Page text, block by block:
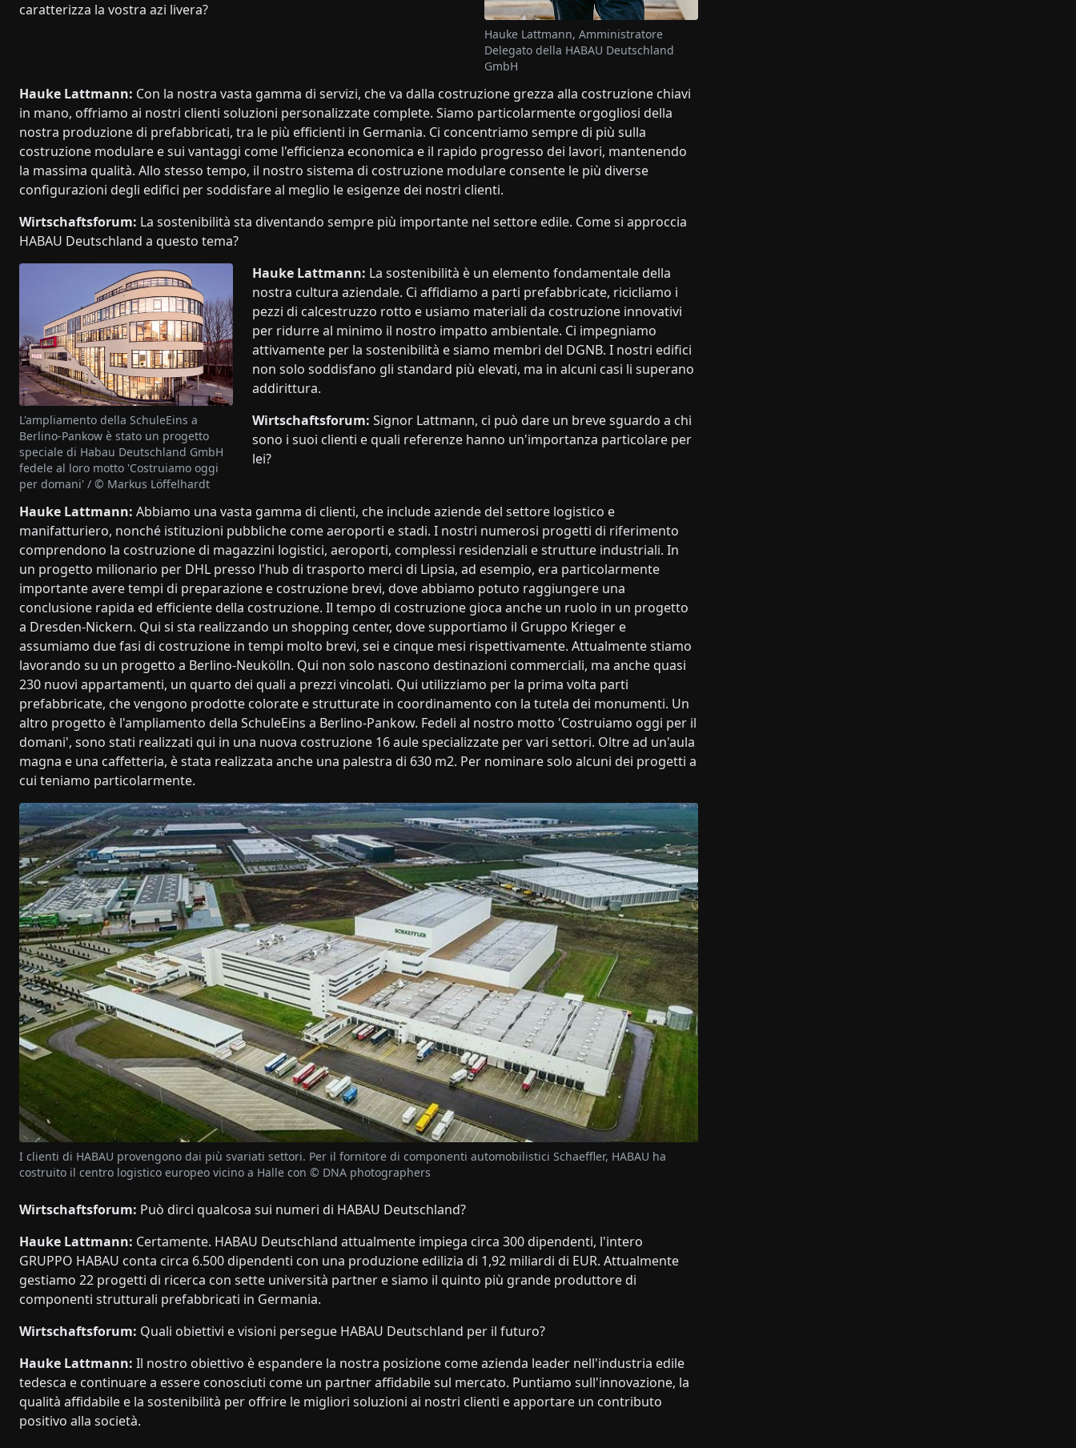
caratterizza la vostra azi livera?
Hauke Lattmann, Amministratore
Delegato della HABAU Deutschland
GmbH
Hauke Lattmann: Con la nostra vasta gamma di servizi, che va dalla costruzione grezza alla costruzione chiavi
in mano, offriamo ai nostri clienti soluzioni personalizzate complete. Siamo particolarmente orgogliosi della
nostra produzione di prefabbricati, tra le più efficienti in Germania. Ci concentriamo sempre di più sulla
costruzione modulare e sui vantaggi come l'efficienza economica e il rapido progresso dei lavori, mantenendo
la massima qualità. Allo stesso tempo, il nostro sistema di costruzione modulare consente le più diverse
configurazioni degli edifici per soddisfare al meglio le esigenze dei nostri clienti.
Wirtschaftsforum: La sostenibilità sta diventando sempre più importante nel settore edile. Come si approccia
HABAU Deutschland a questo tema?
Hauke Lattmann: La sostenibilità è un elemento fondamentale della
nostra cultura aziendale. Ci affidiamo a parti prefabbricate, ricicliamo i
pezzi di calcestruzzo rotto e usiamo materiali da costruzione innovativi
per ridurre al minimo il nostro impatto ambientale. Ci impegniamo
attivamente per la sostenibilità e siamo membri del DGNB. I nostri edifici
non solo soddisfano gli standard più elevati, ma in alcuni casi li superano
addirittura.
Wirtschaftsforum: Signor Lattmann, ci può dare un breve sguardo a chi
sono i suoi clienti e quali referenze hanno un'importanza particolare per
lei?
L'ampliamento della SchuleEins a
Berlino-Pankow è stato un progetto
speciale di Habau Deutschland GmbH
fedele al loro motto 'Costruiamo oggi
per domani' / © Markus Löffelhardt
Hauke Lattmann: Abbiamo una vasta gamma di clienti, che include aziende del settore logistico e
manifatturiero, nonché istituzioni pubbliche come aeroporti e stadi. I nostri numerosi progetti di riferimento
comprendono la costruzione di magazzini logistici, aeroporti, complessi residenziali e strutture industriali. In
un progetto milionario per DHL presso l'hub di trasporto merci di Lipsia, ad esempio, era particolarmente
importante avere tempi di preparazione e costruzione brevi, dove abbiamo potuto raggiungere una
conclusione rapida ed efficiente della costruzione. Il tempo di costruzione gioca anche un ruolo in un progetto
a Dresden-Nickern. Qui si sta realizzando un shopping center, dove supportiamo il Gruppo Krieger e
assumiamo due fasi di costruzione in tempi molto brevi, sei e cinque mesi rispettivamente. Attualmente stiamo
lavorando su un progetto a Berlino-Neukölln. Qui non solo nascono destinazioni commerciali, ma anche quasi
230 nuovi appartamenti, un quarto dei quali a prezzi vincolati. Qui utilizziamo per la prima volta parti
prefabbricate, che vengono prodotte colorate e strutturate in coordinamento con la tutela dei monumenti. Un
altro progetto è l'ampliamento della SchuleEins a Berlino-Pankow. Fedeli al nostro motto 'Costruiamo oggi per il
domani', sono stati realizzati qui in una nuova costruzione 16 aule specializzate per vari settori. Oltre ad un'aula
magna e una caffetteria, è stata realizzata anche una palestra di 630 m2. Per nominare solo alcuni dei progetti a
cui teniamo particolarmente.
I clienti di HABAU provengono dai più svariati settori. Per il fornitore di componenti automobilistici Schaeffler, HABAU ha
costruito il centro logistico europeo vicino a Halle con © DNA photographers
Wirtschaftsforum: Può dirci qualcosa sui numeri di HABAU Deutschland?
Hauke Lattmann: Certamente. HABAU Deutschland attualmente impiega circa 300 dipendenti, l'intero
GRUPPO HABAU conta circa 6.500 dipendenti con una produzione edilizia di 1,92 miliardi di EUR. Attualmente
gestiamo 22 progetti di ricerca con sette università partner e siamo il quinto più grande produttore di
componenti strutturali prefabbricati in Germania.
Wirtschaftsforum: Quali obiettivi e visioni persegue HABAU Deutschland per il futuro?
Hauke Lattmann: Il nostro obiettivo è espandere la nostra posizione come azienda leader nell'industria edile
tedesca e continuare a essere conosciuti come un partner affidabile sul mercato. Puntiamo sull'innovazione, la
qualità affidabile e la sostenibilità per offrire le migliori soluzioni ai nostri clienti e apportare un contributo
positivo alla società.